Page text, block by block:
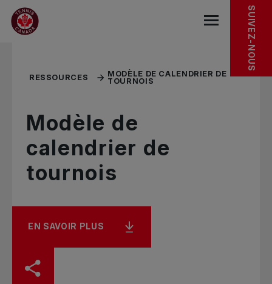
Sauter au menu principal
Sauter au contenu principal
Sauter au pied de page
RESSOURCES CONNEXES SUIVEZ-NOUS
RESSOURCES
MODÈLE DE CALENDRIER DE
TOURNOIS
Modèle de
calendrier de
tournois
EN SAVOIR PLUS